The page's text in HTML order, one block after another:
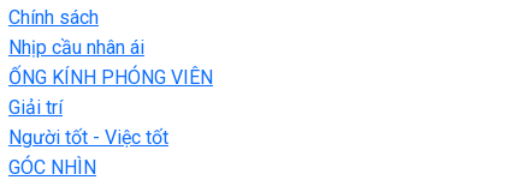
Chính sách
Nhịp cầu nhân ái
ỐNG KÍNH PHÓNG VIÊN
Giải trí
Người tốt - Việc tốt
GÓC NHÌN